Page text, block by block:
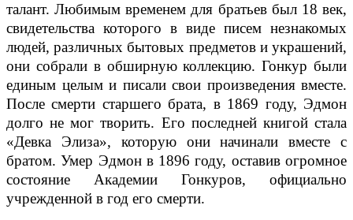
талант. Любимым временем для братьев был 18 век,
свидетельства которого в виде писем незнакомых
людей, различных бытовых предметов и украшений,
они собрали в обширную коллекцию. Гонкур были
единым целым и писали свои произведения вместе.
После смерти старшего брата, в 1869 году, Эдмон
долго не мог творить. Его последней книгой стала
«Девка Элиза», которую они начинали вместе с
братом. Умер Эдмон в 1896 году, оставив огромное
состояние Академии Гонкуров, официально
учрежденной в год его смерти.